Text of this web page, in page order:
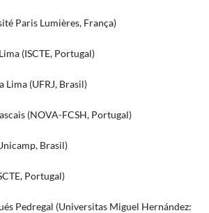
Paris Lumières, França)
(ISCTE, Portugal)
Lima (UFRJ, Brasil)
(NOVA-FCSH, Portugal)
Brasil)
Portugal)
Pedregal (Universitas Miguel Hernández: